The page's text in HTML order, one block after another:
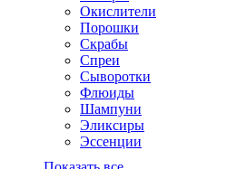
Окислители
Порошки
Скрабы
Спреи
Сыворотки
Флюиды
Шампуни
Эликсиры
Эссенции